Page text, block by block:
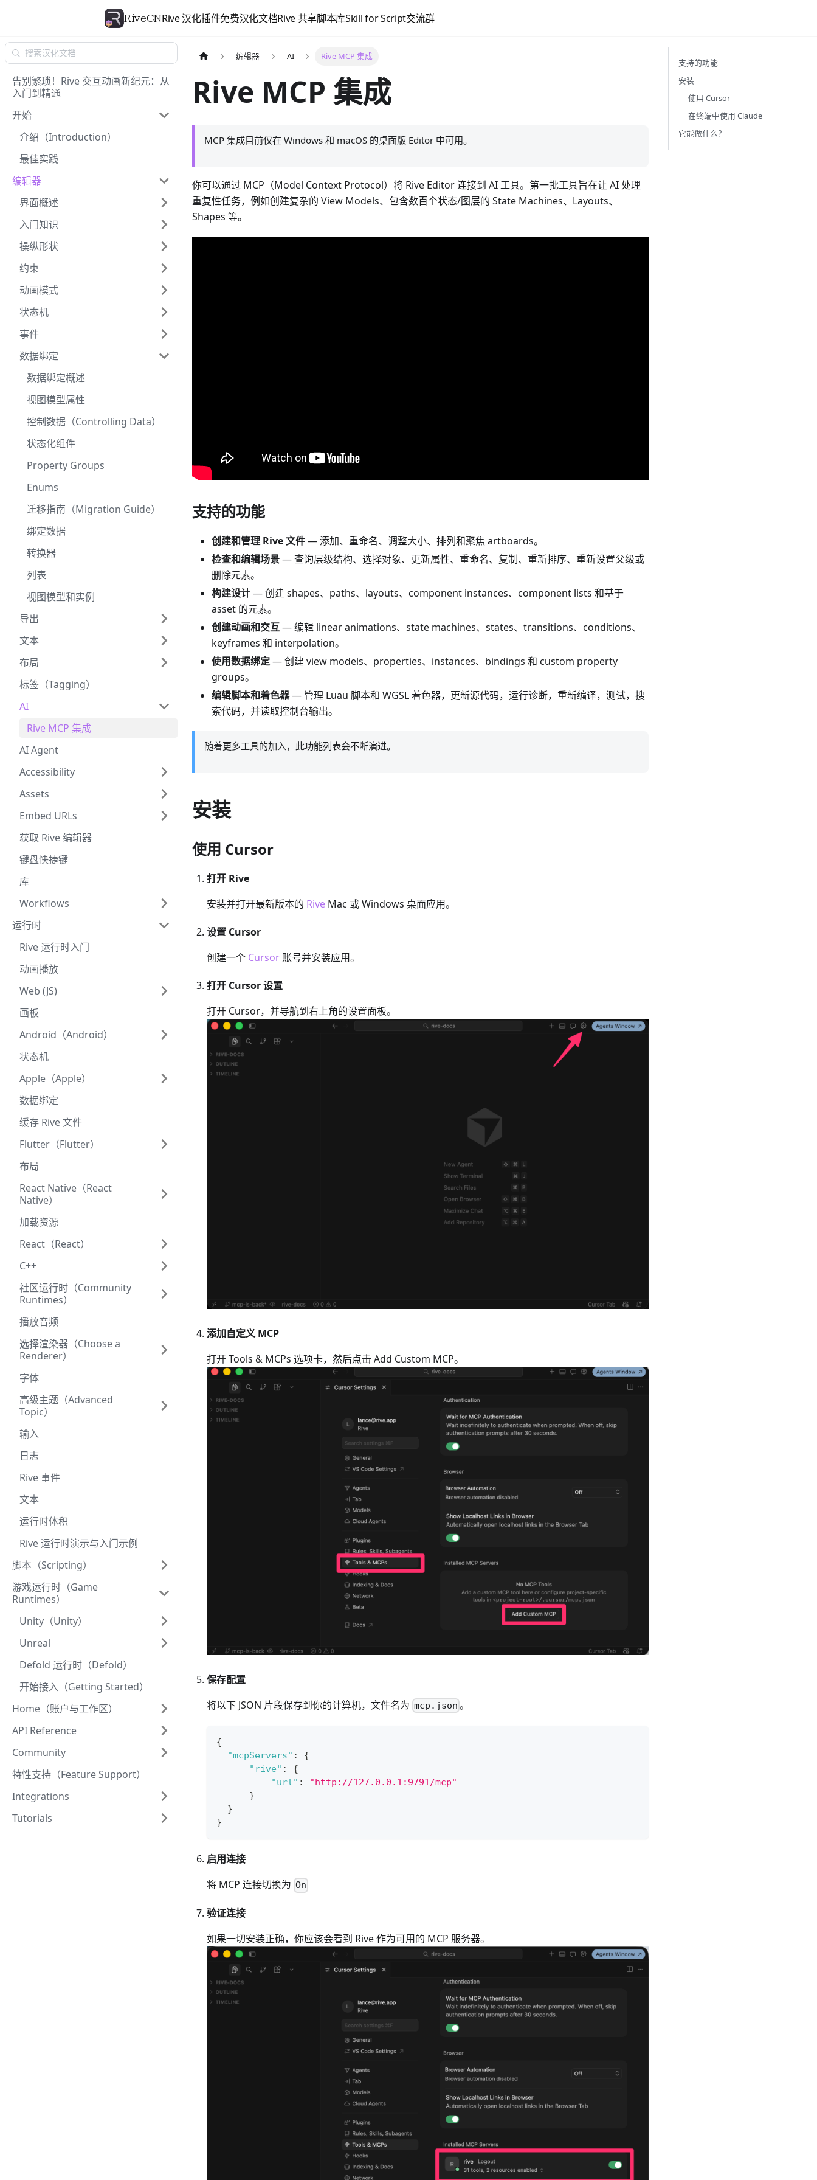
RiveCNRive 汉化插件免费汉化文档Rive 共享脚本库Skill for Script交流群
告别繁琐！Rive 交互动画新纪元：从
入门到精通
开始
介绍（Introduction）
最佳实践
编辑器
界面概述
入门知识
操纵形状
约束
动画模式
状态机
事件
数据绑定
数据绑定概述
视图模型属性
控制数据（Controlling Data）
状态化组件
Property Groups
Enums
迁移指南（Migration Guide）
绑定数据
转换器
列表
视图模型和实例
导出
文本
布局
标签（Tagging）
AI
Rive MCP 集成
AI Agent
Accessibility
Assets
Embed URLs
获取 Rive 编辑器
键盘快捷键
库
Workflows
运行时
Rive 运行时入门
动画播放
Web (JS)
画板
Android（Android）
状态机
Apple（Apple）
数据绑定
缓存 Rive 文件
Flutter（Flutter）
布局
React Native（React
Native）
加载资源
React（React）
C++
社区运行时（Community
Runtimes）
播放音频
选择渲染器（Choose a
Renderer）
字体
高级主题（Advanced
Topic）
输入
日志
Rive 事件
文本
运行时体积
Rive 运行时演示与入门示例
脚本（Scripting）
游戏运行时（Game
Runtimes）
Unity（Unity）
Unreal
Defold 运行时（Defold）
开始接入（Getting Started）
Home（账户与工作区）
API Reference
Community
特性支持（Feature Support）
Integrations
Tutorials
编辑器 AI Rive MCP 集成
Rive MCP 集成
MCP 集成目前仅在 Windows 和 macOS 的桌面版 Editor 中可用。
你可以通过 MCP（Model Context Protocol）将 Rive Editor 连接到 AI 工具。第一批工具旨在让 AI 处理
重复性任务，例如创建复杂的 View Models、包含数百个状态/图层的 State Machines、Layouts、
Shapes 等。
支持的功能
创建和管理 Rive 文件— 添加、重命名、调整大小、排列和聚焦 artboards。
检查和编辑场景— 查询层级结构、选择对象、更新属性、重命名、复制、重新排序、重新设置父级或
删除元素。
构建设计— 创建 shapes、paths、layouts、component instances、component lists 和基于
asset 的元素。
创建动画和交互— 编辑 linear animations、state machines、states、transitions、conditions、
keyframes 和 interpolation。
使用数据绑定— 创建 view models、properties、instances、bindings 和 custom property
groups。
编辑脚本和着色器— 管理 Luau 脚本和 WGSL 着色器，更新源代码，运行诊断，重新编译，测试，搜
索代码，并读取控制台输出。
随着更多工具的加入，此功能列表会不断演进。
安装
使用 Cursor
打开 Rive
安装并打开最新版本的 Rive Mac 或 Windows 桌面应用。
设置 Cursor
创建一个 Cursor 账号并安装应用。
打开 Cursor 设置
打开 Cursor，并导航到右上角的设置面板。
添加自定义 MCP
打开 Tools & MCPs 选项卡，然后点击 Add Custom MCP。
保存配置
将以下 JSON 片段保存到你的计算机，文件名为 mcp.json 。
{
"mcpServers" :
{
"rive" :
{
"url" :
"http://127.0.0.1:9791/mcp"
}
}
}
启用连接
将 MCP 连接切换为 On
验证连接
如果一切安装正确，你应该会看到 Rive 作为可用的 MCP 服务器。
支持的功能
安装
使用 Cursor
在终端中使用 Claude
它能做什么？